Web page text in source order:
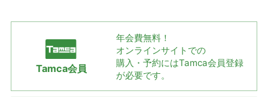
Tamca会員
年会費無料！
オンラインサイトでの
購入・予約にはTamca会員登録
が必要です。